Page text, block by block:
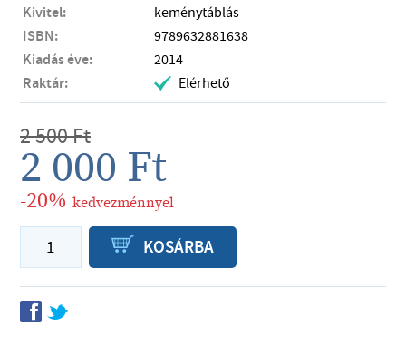
Kivitel: keménytáblás
ISBN: 9789632881638
Kiadás éve: 2014
Raktár: . Elérhető
2 500Ft
2 000 Ft
-20% kedvezménnyel
P KOSÁRBA
f t